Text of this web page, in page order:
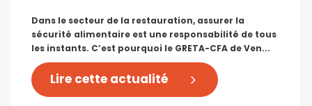
Dans le secteur de la restauration, assurer la
sécurité alimentaire est une responsabilité de tous
les instants. C’est pourquoi le GRETA-CFA de Ven...
Lire cette actualité